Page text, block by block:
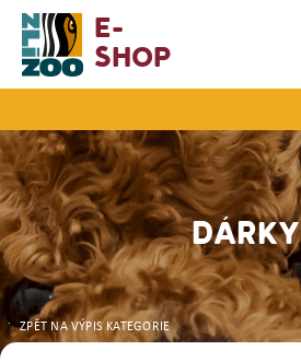
E-
Shop
DÁRKY
ZPĚT NA VÝPIS KATEGORIE